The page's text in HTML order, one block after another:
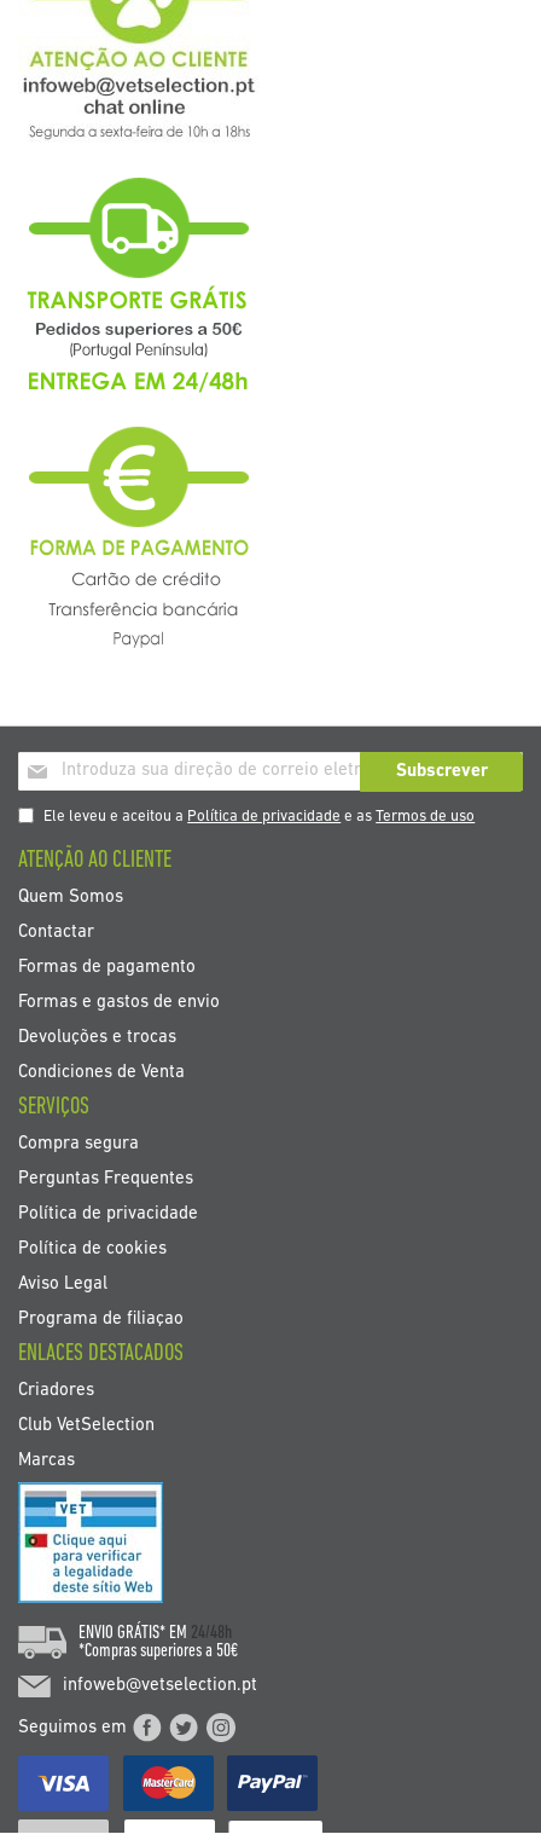
Inscrição
a
nosso
de
noticias
Subscrever
Ele leveu e aceitou a Política de privacidade e as Termos de uso
ATENÇÃO AO CLIENTE
Quem Somos
Contactar
Formas de pagamento
Formas e gastos de envio
Devoluções e trocas
Condiciones de Venta
SERVIÇOS
Compra segura
Perguntas Frequentes
Política de privacidade
Política de cookies
Aviso Legal
Programa de filiaçao
ENLACES DESTACADOS
Criadores
Club VetSelection
Marcas
ENVIO GRÁTIS* EM 24/48h
*Compras superiores a 50€
infoweb@vetselection.pt
Seguimos em